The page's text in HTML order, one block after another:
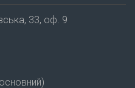
33, оф. 9